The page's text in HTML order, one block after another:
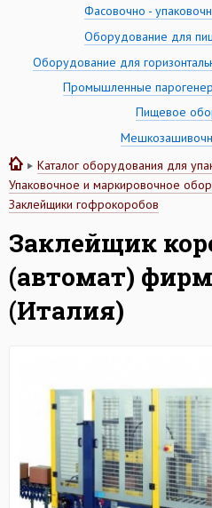
Фасовочно -
Оборудование для
Оборудование для
Промышленные
Пищевое
Каталог оборудования для
Упаковочное и маркировочное
Заклейщики гофрокоробов
Заклейщик
(автомат)
(Италия)